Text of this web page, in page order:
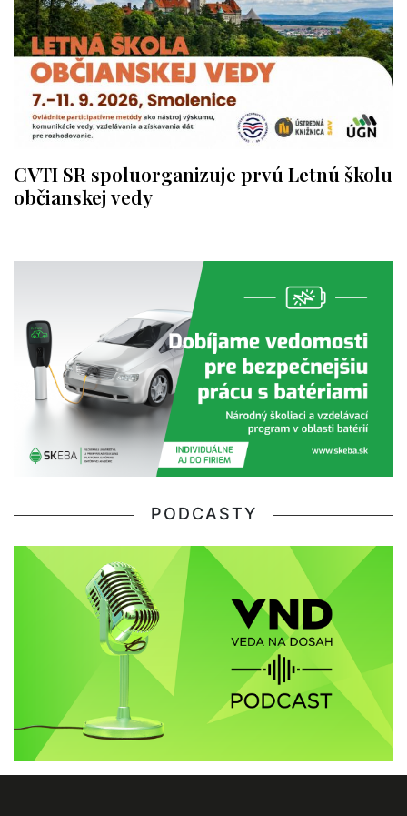
CVTI SR spoluorganizuje prvú Letnú školu
občianskej vedy
PODCASTY